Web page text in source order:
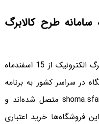
به سامانه طرح کالابرگ
براساس گفته های مجری طرح کالابرگ الکترونیک از 15 اسفند‌ماه
34 هزار فروشگاه در سراسر کشور به برنامه
کاربردی «شما» (فارا) یا سایت shoma.sfara.ir متصل شده‌اند و
فروشگاه‌ها خرید اعتباری